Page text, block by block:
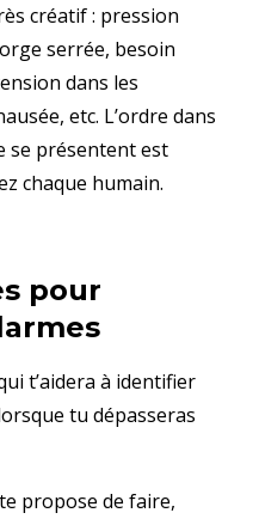
créatif : pression
serrée, besoin
dans les
etc. L’ordre dans
se présentent est
chaque humain.
pour
t’aidera à identifier
tu dépasseras
propose de faire,